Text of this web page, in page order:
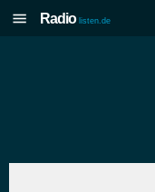
Radio listen.de